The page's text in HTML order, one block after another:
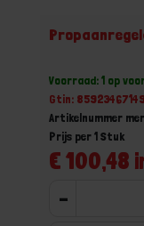
Voorraad: 1 op
Gtin:
Artikelnummer
€ 100,48
Prijs per 1 Stuk
-